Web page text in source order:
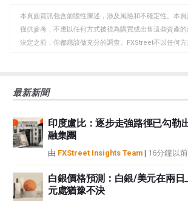
板
本頁面資訊包含前瞻性陳述，涉及風險和不確定性。本
僅供參考，不應以任何方式被視為購買或出售這些資產
決定之前，你都應該做充分的調查。FXStreet不以任何
觀點，並不代表FXStreet或其廣告商的官方政策或立場。
如果文章正文中沒有明確提到，在撰寫本文時，作者在
中都沒有頭寸，也沒有與文中提到的任何公司有業務關係
者沒有收到撰寫這篇文章的報酬。
性不作任何陳述。FXStreet和作者將不承擔任何錯誤，
或損害由此資訊及其顯示或使用引起的。錯誤和遺漏除外
最新新聞
印度盧比：逐步走強路徑已勾勒
融集團
由 FXStreet Insights Team | 16分鐘以前
白銀價格預測：白銀/美元在兩日
元處猶豫不決